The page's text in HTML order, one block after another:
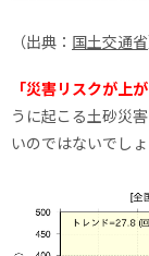
（出典： 国土交通省
「災害リスクが上
うに起こる土砂災
いのではないでしょ